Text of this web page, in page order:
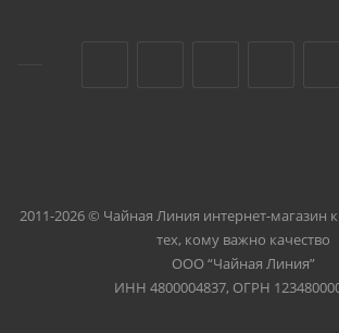
2011-2026 © Чайная Линия интернет-магазин
тех, кому важно качество
ООО “Чайная Линия”
ИНН 4800004837, ОГРН